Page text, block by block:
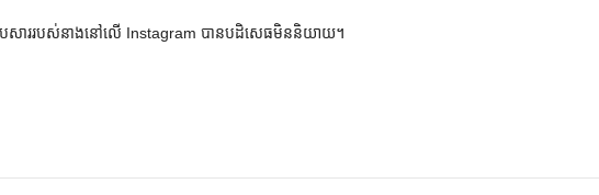
សាររបស់នាងនៅលើ Instagram បានបដិសេធមិននិយាយ។